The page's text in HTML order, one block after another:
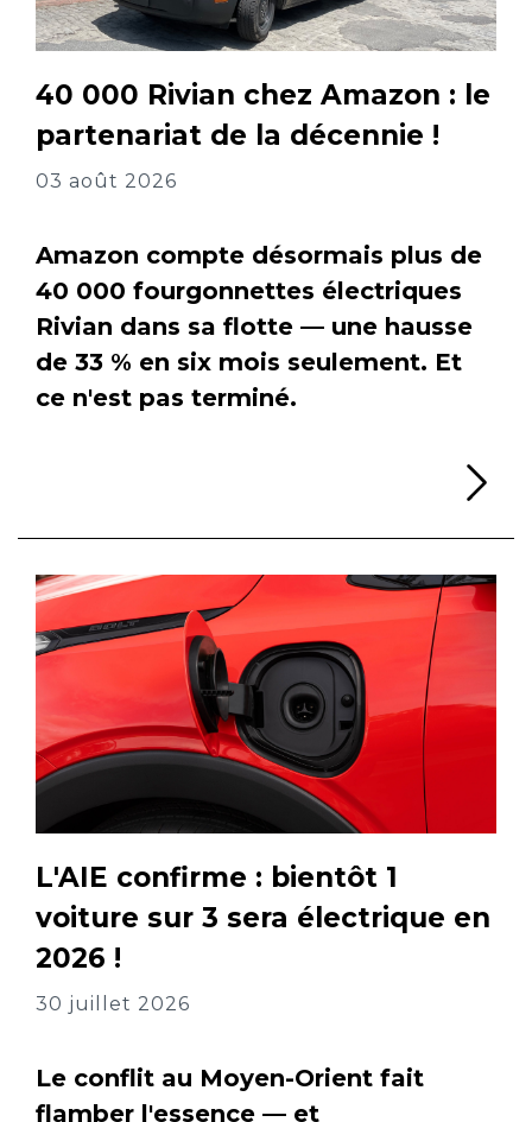
40 000 Rivian chez Amazon : le
partenariat de la décennie !
03 août 2026
Amazon compte désormais plus de
40 000 fourgonnettes électriques
Rivian dans sa flotte — une hausse
de 33 % en six mois seulement. Et
ce n'est pas terminé.
L'AIE confirme : bientôt 1
voiture sur 3 sera électrique en
2026 !
30 juillet 2026
Le conflit au Moyen-Orient fait
flamber l'essence — et